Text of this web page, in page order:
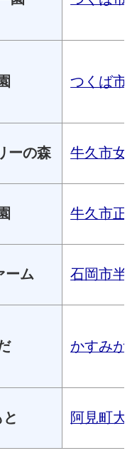
つくば市
ーの森 牛久市女
牛久市正
ーム 石岡市半
かすみが
阿見町大